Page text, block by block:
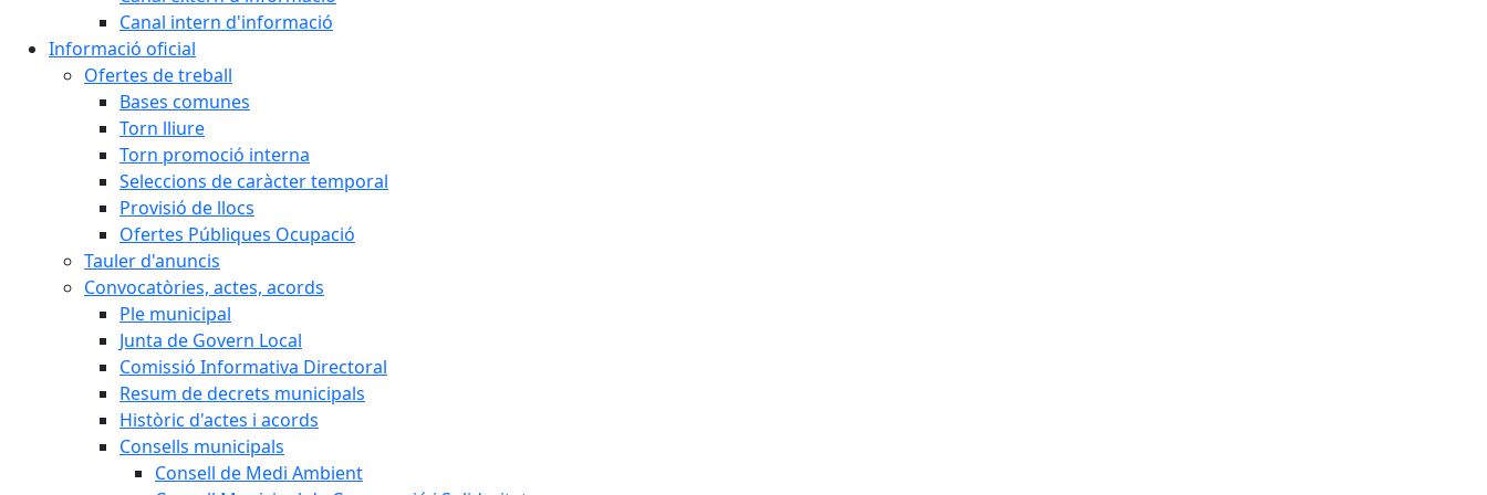
Canal intern d'informació
Informació oficial
Ofertes de treball
Bases comunes
Torn lliure
Torn promoció interna
Seleccions de caràcter temporal
Provisió de llocs
Ofertes Públiques Ocupació
Tauler d'anuncis
Convocatòries, actes, acords
Ple municipal
Junta de Govern Local
Comissió Informativa Directoral
Resum de decrets municipals
Històric d'actes i acords
Consells municipals
Consell de Medi Ambient